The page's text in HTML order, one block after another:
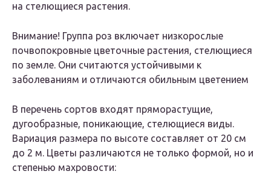
на стелющиеся растения.
Внимание! Группа роз включает низкорослые
почвопокровные цветочные растения, стелющиеся
по земле. Они считаются устойчивыми к
заболеваниям и отличаются обильным цветением
В перечень сортов входят пряморастущие,
дугообразные, поникающие, стелющиеся виды.
Вариация размера по высоте составляет от 20 см
до 2 м. Цветы различаются не только формой, но и
степенью махровости: